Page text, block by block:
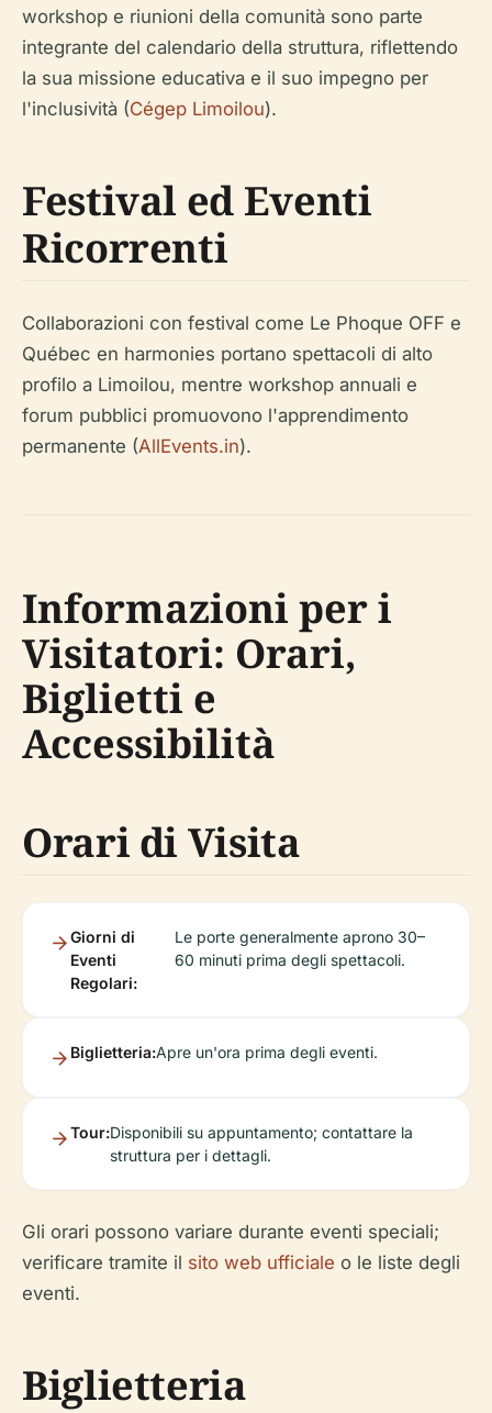
workshop e riunioni della comunità sono parte
integrante del calendario della struttura, riflettendo
la sua missione educativa e il suo impegno per
l'inclusività (Cégep Limoilou).
Festival ed Eventi
Ricorrenti
Collaborazioni con festival come Le Phoque OFF e
Québec en harmonies portano spettacoli di alto
profilo a Limoilou, mentre workshop annuali e
forum pubblici promuovono l'apprendimento
permanente (AllEvents.in).
Informazioni per i
Visitatori: Orari,
Biglietti e
Accessibilità
Orari di Visita
Giorni di
Eventi
Regolari:
Le porte generalmente aprono 30–
60 minuti prima degli spettacoli.
Biglietteria:Apre un'ora prima degli eventi.
Tour:Disponibili su appuntamento; contattare la
struttura per i dettagli.
Gli orari possono variare durante eventi speciali;
verificare tramite il sito web ufficiale o le liste degli
eventi.
Biglietteria